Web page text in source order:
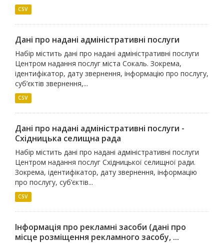
CSV
Дані про надані адміністративні послуги
Набір містить дані про надані адміністративні послуги
Центром надання послуг міста Сокаль. Зокрема,
ідентифікатор, дату звернення, інформацію про послугу,
суб’єктів звернення,...
CSV
Дані про надані адміністративні послуги -
Східницька селищна рада
Набір містить дані про надані адміністративні послуги
Центром надання послуг Східницької селищної ради.
Зокрема, ідентифікатор, дату звернення, інформацію
про послугу, суб’єктів...
CSV
Інформація про рекламні засоби (дані про
місце розміщення рекламного засобу, ...